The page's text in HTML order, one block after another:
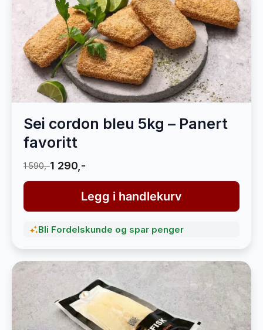
Sei cordon bleu 5kg – Panert
favoritt
1 590,-1 290,-
Legg i handlekurv
Bli Fordelskunde og spar penger